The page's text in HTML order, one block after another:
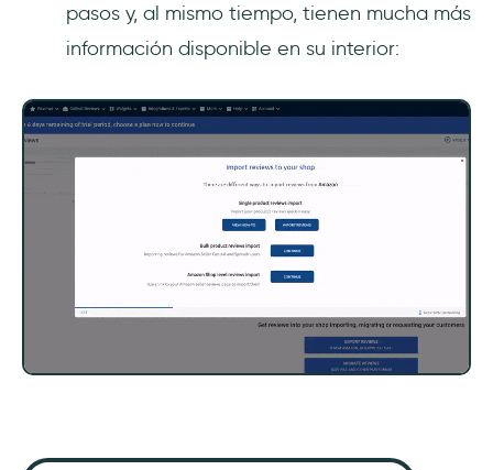
pasos y, al mismo tiempo, tienen mucha más
información disponible en su interior: